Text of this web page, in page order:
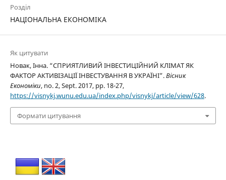
Розділ
НАЦІОНАЛЬНА ЕКОНОМІКА
Як цитувати
Новак, Інна. “СПРИЯТЛИВИЙ ІНВЕСТИЦІЙНИЙ КЛІМАТ ЯК
ФАКТОР АКТИВІЗАЦІЇ ІНВЕСТУВАННЯ В УКРАЇНІ”.Вісник
Економіки, no. 2, Sept. 2017, pp. 18-27,
https://visnykj.wunu.edu.ua/index.php/visnykj/article/view/628.
Формати цитування